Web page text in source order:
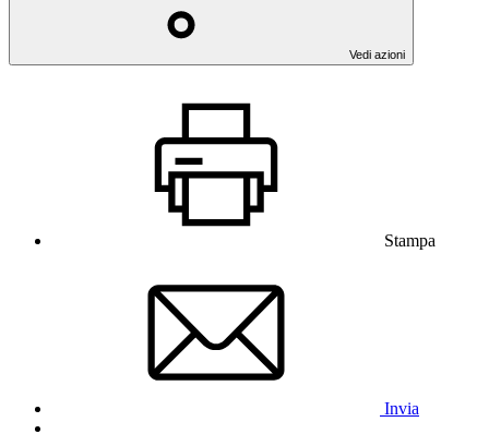
Vedi azioni
Stampa
Invia